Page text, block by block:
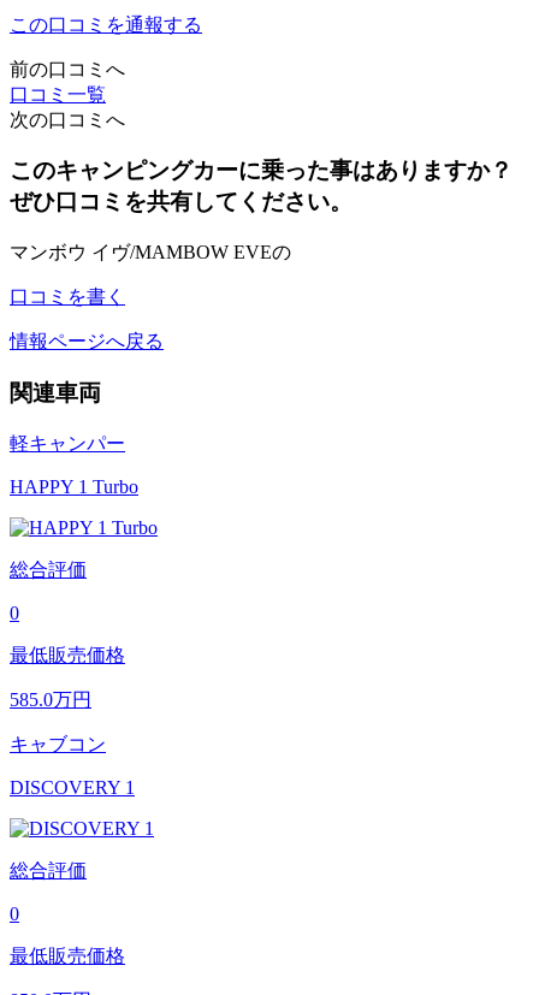
この口コミを通報する
前の口コミへ
口コミ一覧
次の口コミへ
このキャンピングカーに乗った事はありますか？
ぜひ口コミを共有してください。
マンボウ イヴ/MAMBOW EVEの
口コミを書く
情報ページへ戻る
関連車両
軽キャンパー
HAPPY 1 Turbo
総合評価
0
最低販売価格
585.0万円
キャブコン
DISCOVERY 1
総合評価
0
最低販売価格